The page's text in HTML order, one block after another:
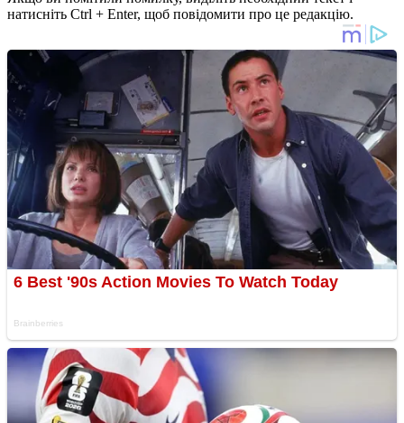
натисніть Ctrl + Enter, щоб повідомити про це редакцію.